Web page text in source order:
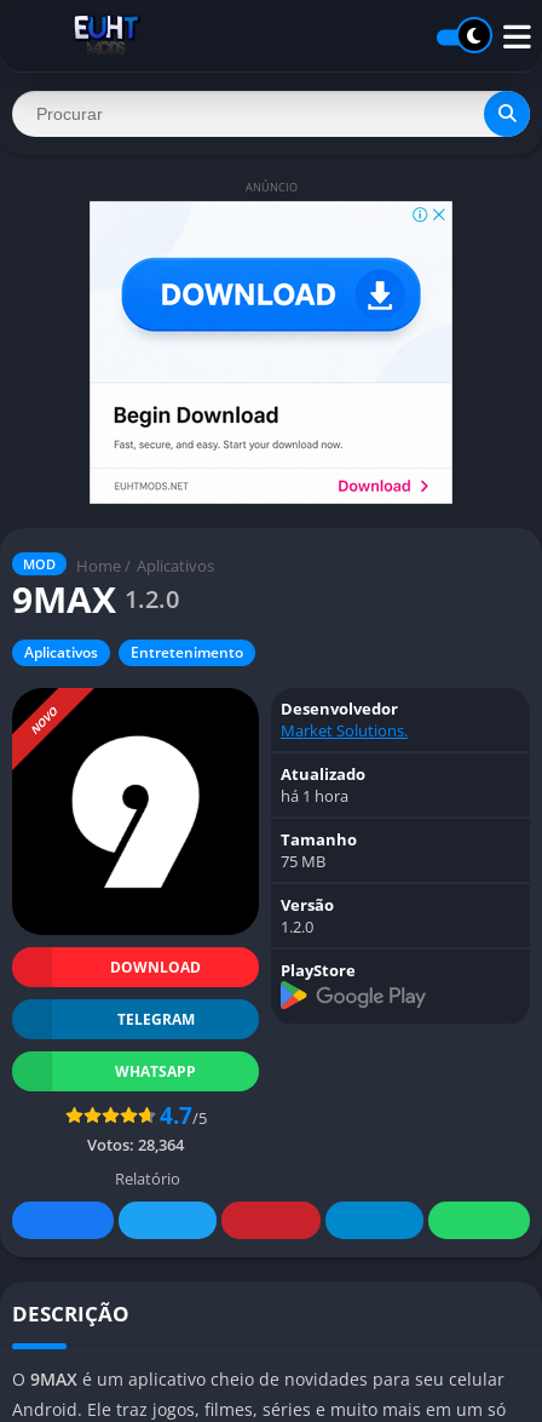
ANÚNCIO
MOD Home / Aplicativos
9MAX 1.2.0
Aplicativos Entretenimento
NOVO
DOWNLOAD
TELEGRAM
WHATSAPP
4.7/5
Votos: 28,364
Relatório
Desenvolvedor
Market Solutions.
Atualizado
há 1 hora
Tamanho
75 MB
Versão
1.2.0
PlayStore
DESCRIÇÃO
O 9MAX é um aplicativo cheio de novidades para seu celular
Android. Ele traz jogos, filmes, séries e muito mais em um só